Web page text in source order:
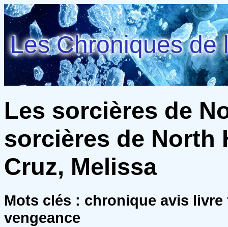
Les Chroniques de
Les sorcières de
sorcières de North
Cruz, Melissa
Mots clés : chronique avis
vengeance